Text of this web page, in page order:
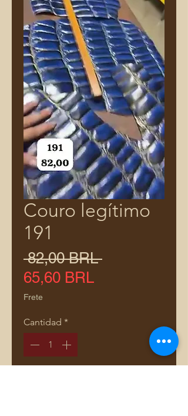
Couro legítimo
191
82,00 BRL Precio
65,60 BRLPrecio
Frete
Cantidad *
Solo 1 disponible(s)